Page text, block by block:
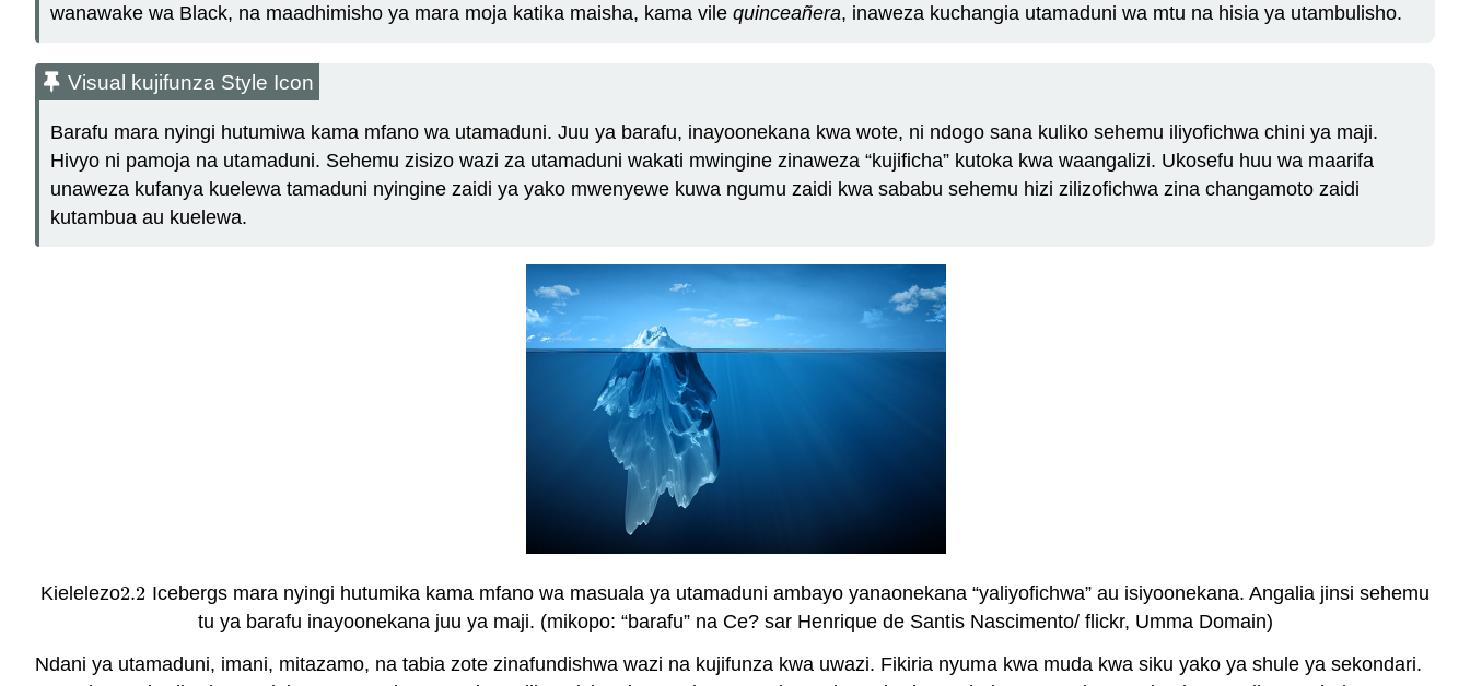
wanawake wa Black, na maadhimisho ya mara moja katika maisha, kama vile quinceañera, inaweza kuchangia utamaduni wa mtu na hisia ya utambulisho.
Visual kujifunza Style Icon
Barafu mara nyingi hutumiwa kama mfano wa utamaduni. Juu ya barafu, inayoonekana kwa wote, ni ndogo sana kuliko sehemu iliyofichwa chini ya maji.
Hivyo ni pamoja na utamaduni. Sehemu zisizo wazi za utamaduni wakati mwingine zinaweza “kujificha” kutoka kwa waangalizi. Ukosefu huu wa maarifa
unaweza kufanya kuelewa tamaduni nyingine zaidi ya yako mwenyewe kuwa ngumu zaidi kwa sababu sehemu hizi zilizofichwa zina changamoto zaidi
kutambua au kuelewa.
Kielelezo2.2
2.2 Icebergs mara nyingi hutumika kama mfano wa masuala ya utamaduni ambayo yanaonekana “yaliyofichwa” au isiyoonekana. Angalia jinsi sehemu
tu ya barafu inayoonekana juu ya maji. (mikopo: “barafu” na Ce? sar Henrique de Santis Nascimento/ flickr, Umma Domain)
Ndani ya utamaduni, imani, mitazamo, na tabia zote zinafundishwa wazi na kujifunza kwa uwazi. Fikiria nyuma kwa muda kwa siku yako ya shule ya sekondari.